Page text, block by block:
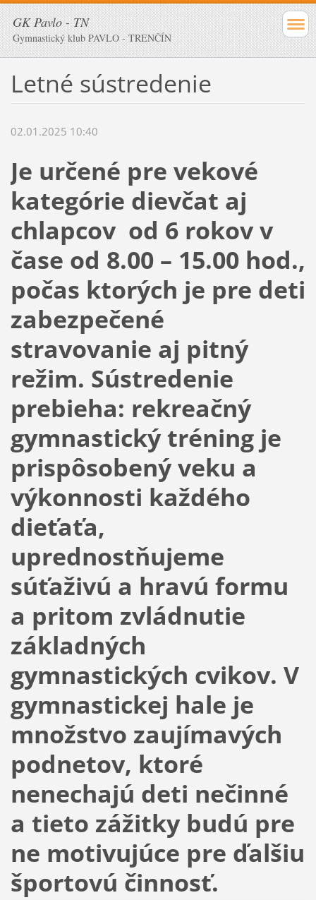
GK Pavlo - TN
Gymnastický klub PAVLO - TRENČÍN
Letné sústredenie
02.01.2025 10:40
Je určené pre vekové
kategórie dievčat aj
chlapcov od 6 rokov v
čase od 8.00 – 15.00 hod.,
počas ktorých je pre deti
zabezpečené
stravovanie aj pitný
režim. Sústredenie
prebieha: rekreačný
gymnastický tréning je
prispôsobený veku a
výkonnosti každého
dieťaťa,
uprednostňujeme
súťaživú a hravú formu
a pritom zvládnutie
základných
gymnastických cvikov. V
gymnastickej hale je
množstvo zaujímavých
podnetov, ktoré
nenechajú deti nečinné
a tieto zážitky budú pre
ne motivujúce pre ďalšiu
športovú činnosť.